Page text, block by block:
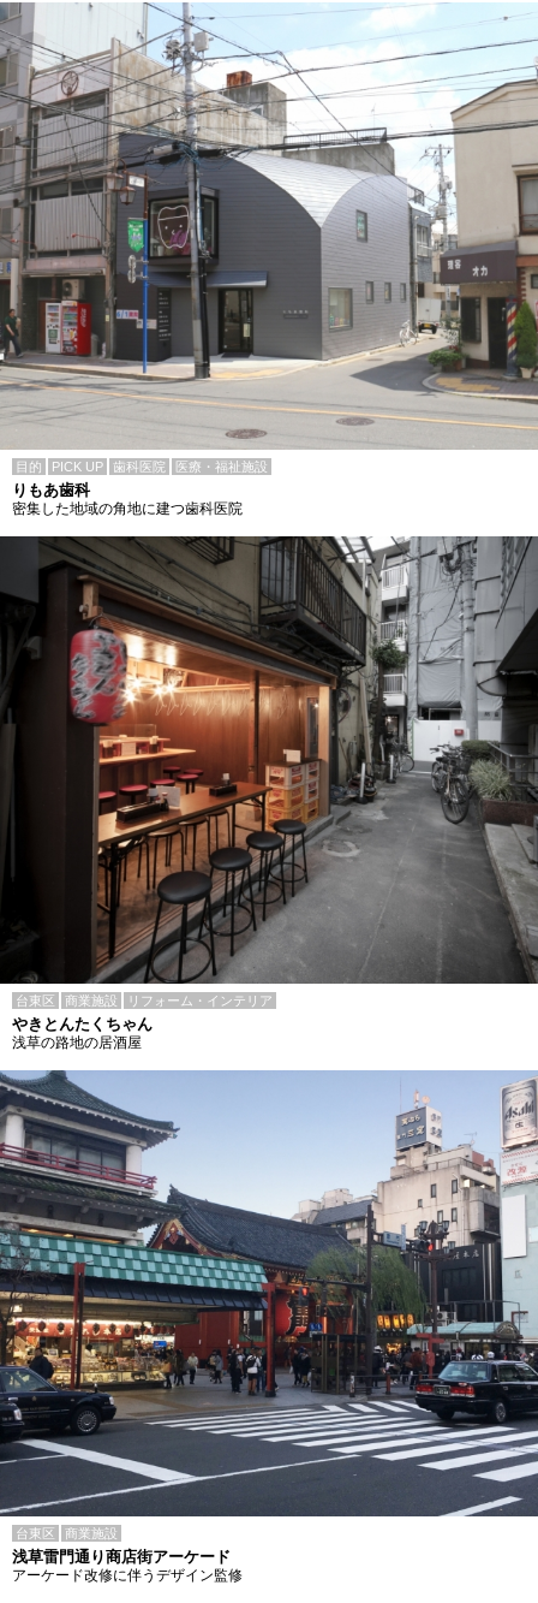
目的 PICK UP 歯科医院 医療・福祉施設
りもあ歯科
密集した地域の角地に建つ歯科医院
台東区 商業施設 リフォーム・インテリア
やきとんたくちゃん
浅草の路地の居酒屋
台東区 商業施設
浅草雷門通り商店街アーケード
アーケード改修に伴うデザイン監修